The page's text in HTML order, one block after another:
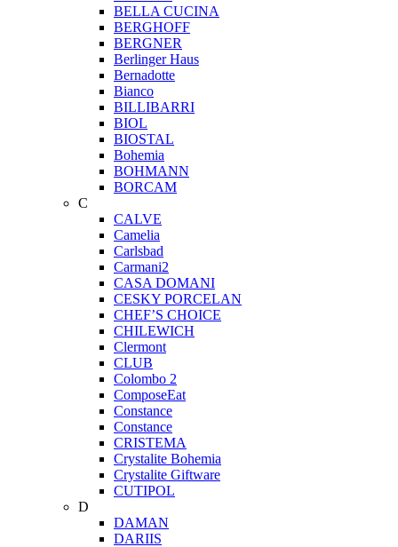
BELLA CUCINA
BERGHOFF
BERGNER
Berlinger Haus
Bernadotte
Bianco
BILLIBARRI
BIOL
BIOSTAL
Bohemia
BOHMANN
BORCAM
C
CALVE
Camelia
Carlsbad
Carmani2
CASA DOMANI
CESKY PORCELAN
CHEF’S CHOICE
CHILEWICH
Clermont
CLUB
Colombo 2
ComposeEat
Constance
Constance
CRISTEMA
Crystalite Bohemia
Crystalite Giftware
CUTIPOL
D
DAMAN
DARIIS